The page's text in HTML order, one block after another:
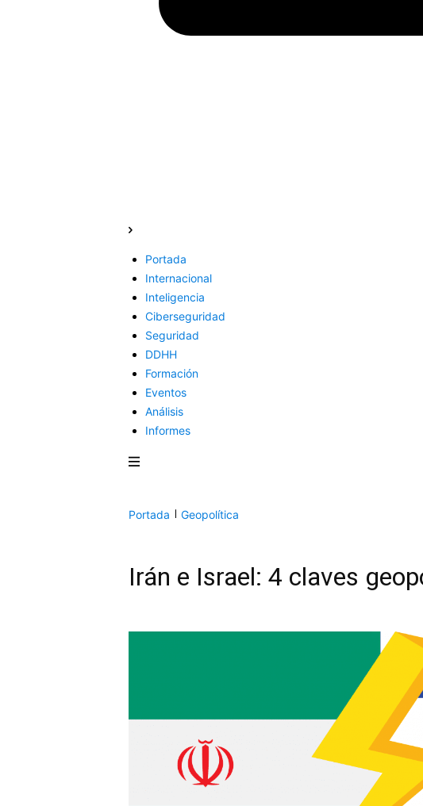
Portada
Internacional
Inteligencia
Ciberseguridad
Seguridad
DDHH
Formación
Eventos
Análisis
Informes
Portada Geopolítica
Irán e Israel: 4 claves